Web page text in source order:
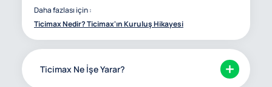
Daha fazlası için :
Ticimax Nedir? Ticimax'ın Kuruluş Hikayesi
Ticimax Ne İşe Yarar?